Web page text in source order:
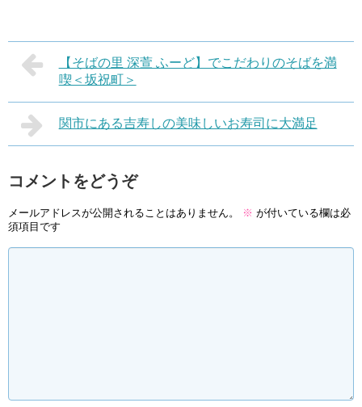
【そばの里 深萱 ふーど】でこだわりのそばを満
喫＜坂祝町＞
関市にある吉寿しの美味しいお寿司に大満足
コメントをどうぞ
メールアドレスが公開されることはありません。 ※ が付いている欄は必
須項目です